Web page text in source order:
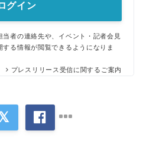
グイン
者の連絡先や、イベント・記者会見
る情報が閲覧できるようになりま
プレスリリース受信に関するご案内